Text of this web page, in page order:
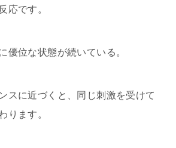
応です。
優位な状態が続いている。
スに近づくと、同じ刺激を受けて
ります。